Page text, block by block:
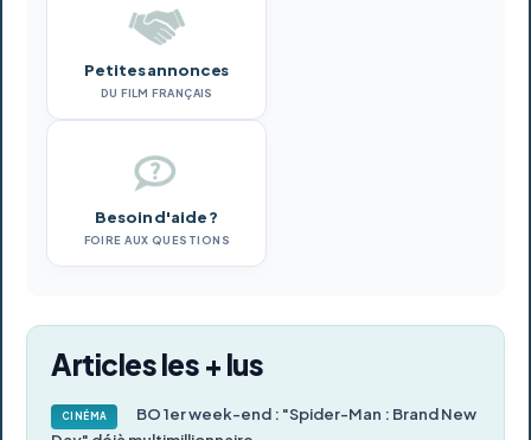
Petites annonces
DU FILM FRANÇAIS
Besoin d'aide ?
FOIRE AUX QUESTIONS
Articles les + lus
CINÉMA
BO 1er week-end : "Spider-Man : Brand New